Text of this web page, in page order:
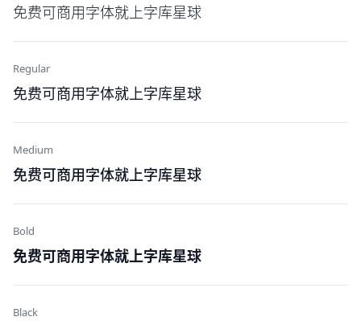
免费可商用字体就上字库星球
Regular
免费可商用字体就上字库星球
Medium
免费可商用字体就上字库星球
Bold
免费可商用字体就上字库星球
Black